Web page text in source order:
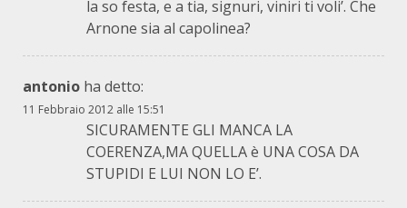
la so festa, e a tia, signuri, viniri ti voli’. Che
Arnone sia al capolinea?
antonio ha detto:
11 Febbraio 2012 alle 15:51
SICURAMENTE GLI MANCA LA
COERENZA,MA QUELLA è UNA COSA DA
STUPIDI E LUI NON LO E’.